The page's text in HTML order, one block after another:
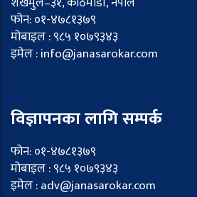
फोन: ०१-४७८१३७९
मोबाइल : ९८५ १०७९३४३
इमेल : info@janasarokar.com
विज्ञापनका लागि सम्पर्क
फोन: ०१-४७८१३७९
मोबाइल : ९८५ १०७९३४३
इमेल : adv@janasarokar.com